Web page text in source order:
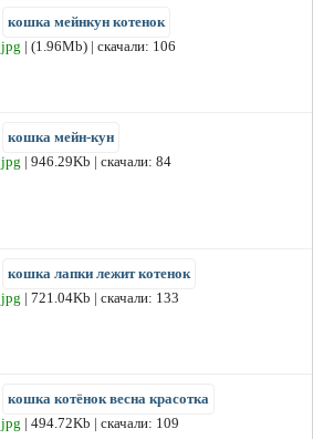
кошка мейнкун котенок
jpg | (1.96Mb) | скачали: 106
кошка мейн-кун
jpg | 946.29Kb | скачали: 84
кошка лапки лежит котенок
jpg | 721.04Kb | скачали: 133
кошка котёнок весна красотка
jpg | 494.72Kb | скачали: 109